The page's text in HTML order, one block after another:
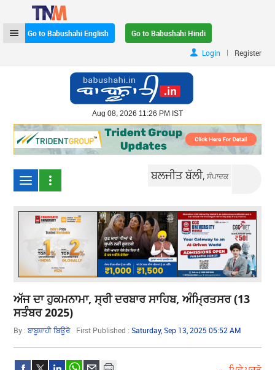
Go to Babushahi English
Go to Babushahi Hindi
Login
| Register
Aug 08, 2026 11:26 PM IST
ਬਲਜੀਤ ਬੱਲੀ,ਸੰਪਾਦਕ
ਅੱਜ ਦਾ ਹੁਕਮਨਾਮਾ, ਸ੍ਰੀ ਦਰਬਾਰ ਸਾਹਿਬ, ਅੰਮ੍ਰਿਤਸਰ (13
ਸਤੰਬਰ 2025)
By :ਬਾਬੂਸ਼ਾਹੀ ਬਿਊਰੋ First Published :Saturday, Sep 13, 2025 05:52 AM